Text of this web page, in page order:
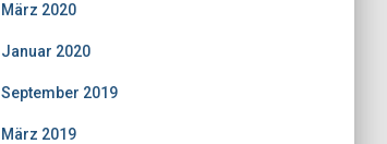
März 2020
Januar 2020
September 2019
März 2019